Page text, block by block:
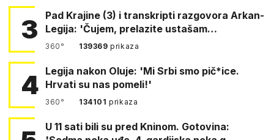
3
Pad Krajine (3) i transkripti razgovora Arkan-
Legija: 'Čujem, prelazite ustašam…
360° 139369prikaza
4 Legija nakon Oluje: 'Mi Srbi smo pič*ice.
Hrvati su nas pomeli!'
360° 134101prikaza
U 11 sati bili su pred Kninom. Gotovina: